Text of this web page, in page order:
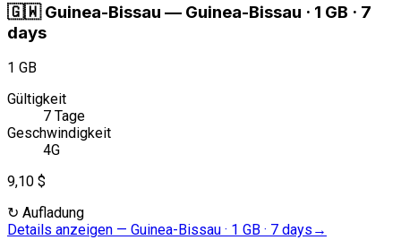
🇬🇼 Guinea-Bissau — Guinea-Bissau · 1 GB · 7
days
1 GB
Gültigkeit
7 Tage
Geschwindigkeit
4G
9,10 $
↻ Aufladung
Details anzeigen — Guinea-Bissau · 1 GB · 7 days →